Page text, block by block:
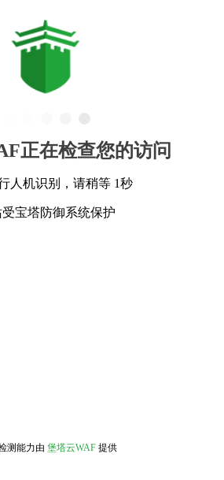
正在检查您的访问
人机识别，请稍等 1秒
宝塔防御系统保护
测能力由 堡塔云WAF 提供